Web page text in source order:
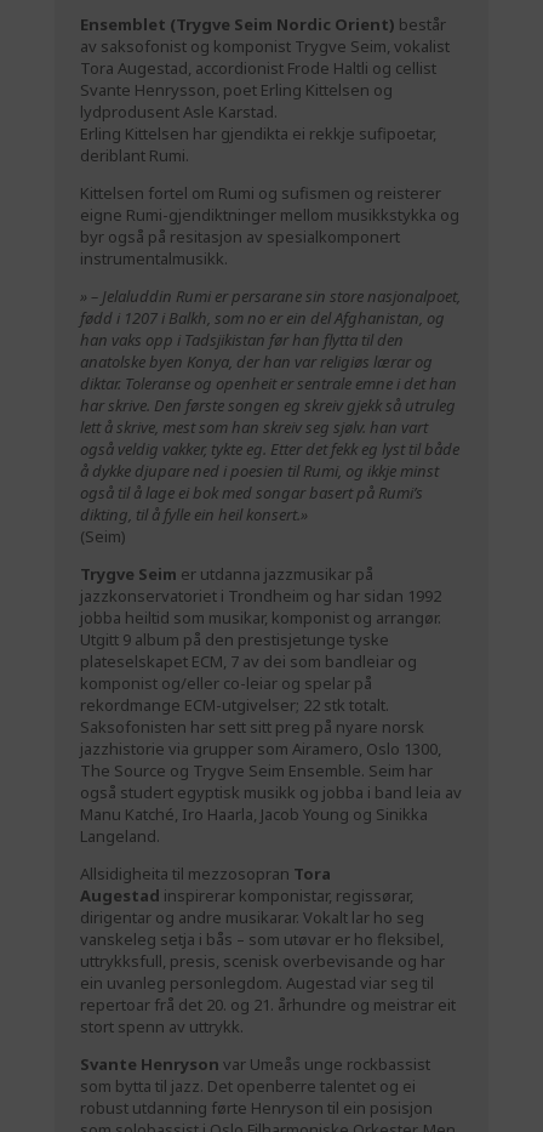
Ensemblet (Trygve Seim Nordic Orient) består
av saksofonist og komponist Trygve Seim, vokalist
Tora Augestad, accordionist Frode Haltli og cellist
Svante Henrysson, poet Erling Kittelsen og
lydprodusent Asle Karstad.
Erling Kittelsen har gjendikta ei rekkje sufipoetar,
deriblant Rumi.
Kittelsen fortel om Rumi og sufismen og reisterer
eigne Rumi-gjendiktninger mellom musikkstykka og
byr også på resitasjon av spesialkomponert
instrumentalmusikk.
» – Jelaluddin Rumi er persarane sin store nasjonalpoet,
fødd i 1207 i Balkh, som no er ein del Afghanistan, og
han vaks opp i Tadsjikistan før han flytta til den
anatolske byen Konya, der han var religiøs lærar og
diktar. Toleranse og openheit er sentrale emne i det han
har skrive. Den første songen eg skreiv gjekk så utruleg
lett å skrive, mest som han skreiv seg sjølv. han vart
også veldig vakker, tykte eg. Etter det fekk eg lyst til både
å dykke djupare ned i poesien til Rumi, og ikkje minst
også til å lage ei bok med songar basert på Rumi’s
dikting, til å fylle ein heil konsert.»
(Seim)
Trygve Seim er utdanna jazzmusikar på
jazzkonservatoriet i Trondheim og har sidan 1992
jobba heiltid som musikar, komponist og arrangør.
Utgitt 9 album på den prestisjetunge tyske
plateselskapet ECM, 7 av dei som bandleiar og
komponist og/eller co-leiar og spelar på
rekordmange ECM-utgivelser; 22 stk totalt.
Saksofonisten har sett sitt preg på nyare norsk
jazzhistorie via grupper som Airamero, Oslo 1300,
The Source og Trygve Seim Ensemble. Seim har
også studert egyptisk musikk og jobba i band leia av
Manu Katché, Iro Haarla, Jacob Young og Sinikka
Langeland.
Allsidigheita til mezzosopran Tora
Augestad inspirerar komponistar, regissørar,
dirigentar og andre musikarar. Vokalt lar ho seg
vanskeleg setja i bås – som utøvar er ho fleksibel,
uttrykksfull, presis, scenisk overbevisande og har
ein uvanleg personlegdom. Augestad viar seg til
repertoar frå det 20. og 21. århundre og meistrar eit
stort spenn av uttrykk.
Svante Henryson var Umeås unge rockbassist
som bytta til jazz. Det openberre talentet og ei
robust utdanning førte Henryson til ein posisjon